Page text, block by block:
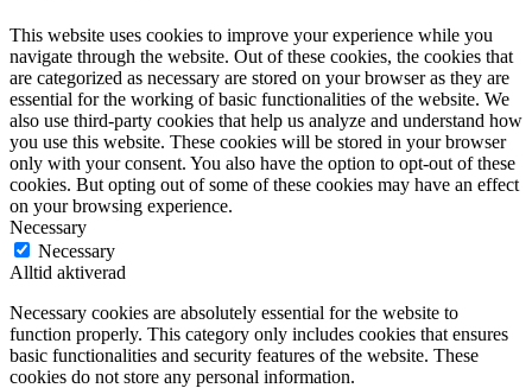
This website uses cookies to improve your experience while you
navigate through the website. Out of these cookies, the cookies that
are categorized as necessary are stored on your browser as they are
essential for the working of basic functionalities of the website. We
also use third-party cookies that help us analyze and understand how
you use this website. These cookies will be stored in your browser
only with your consent. You also have the option to opt-out of these
cookies. But opting out of some of these cookies may have an effect
on your browsing experience.
Necessary
Necessary
Alltid aktiverad
Necessary cookies are absolutely essential for the website to
function properly. This category only includes cookies that ensures
basic functionalities and security features of the website. These
cookies do not store any personal information.